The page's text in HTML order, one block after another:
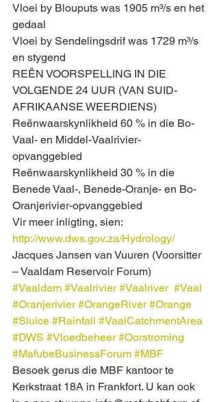
Vloei by Blouputs was 1905 m³/s en het
gedaal
Vloei by Sendelingsdrif was 1729 m³/s
en stygend
REËN VOORSPELLING IN DIE
VOLGENDE 24 UUR (VAN SUID-
AFRIKAANSE WEERDIENS)
Reënwaarskynlikheid 60 % in die Bo-
Vaal- en Middel-Vaalrivier-
opvanggebied
Reënwaarskynlikheid 30 % in die
Benede Vaal-, Benede-Oranje- en Bo-
Oranjerivier-opvanggebied
Vir meer inligting, sien:
http://www.dws.gov.za/Hydrology/
Jacques Jansen van Vuuren (Voorsitter
– Vaaldam Reservoir Forum)
#Vaaldam #Vaalrivier #Vaalriver #Vaal
#Oranjerivier #OrangeRiver #Orange
#Sluice #Rainfall #VaalCatchmentArea
#DWS #Vloedbeheer #Oorstroming
#MafubeBusinessForum #MBF
Besoek gerus die MBF kantoor te
Kerkstraat 18A in Frankfort. U kan ook